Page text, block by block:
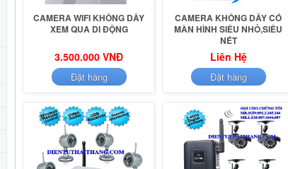
CAMERA WIFI KHÔNG DÂY
XEM QUA DI ĐỘNG
3.500.000 VNĐ
Đặt hàng
CAMERA KHÔNG DÂY CÓ
MÀN HÌNH SIÊU NHỎ,SIÊU
NÉT
Liên Hệ
Đặt hàng